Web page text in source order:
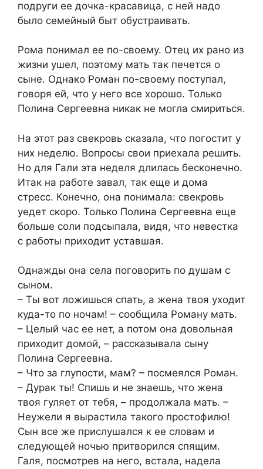
подруги ее дочка-красавица, с ней надо
было семейный быт обустраивать.
Рома понимал ее по-своему. Отец их рано из
жизни ушел, поэтому мать так печется о
сыне. Однако Роман по-своему поступал,
говоря ей, что у него все хорошо. Только
Полина Сергеевна никак не могла смириться.
На этот раз свекровь сказала, что погостит у
них неделю. Вопросы свои приехала решить.
Но для Гали эта неделя длилась бесконечно.
Итак на работе завал, так еще и дома
стресс. Конечно, она понимала: свекровь
уедет скоро. Только Полина Сергеевна еще
больше соли подсыпала, видя, что невестка
с работы приходит уставшая.
Однажды она села поговорить по душам с
сыном.
– Ты вот ложишься спать, а жена твоя уходит
куда-то по ночам! – сообщила Роману мать.
– Целый час ее нет, а потом она довольная
приходит домой, – рассказывала сыну
Полина Сергеевна.
– Что за глупости, мам? – посмеялся Роман.
– Дурак ты! Спишь и не знаешь, что жена
твоя гуляет от тебя, – продолжала мать. –
Неужели я вырастила такого простофилю!
Сын все же прислушался к ее словам и
следующей ночью притворился спящим.
Галя, посмотрев на него, встала, надела